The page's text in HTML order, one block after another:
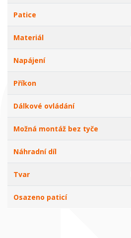
Patice
Materiál
Napájení
Příkon
Dálkové ovládání
Možná montáž bez tyče
Náhradní díl
Tvar
Osazeno paticí